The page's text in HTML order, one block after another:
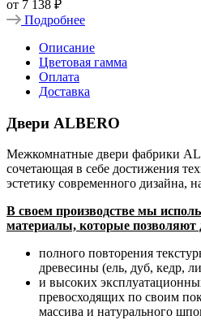
от 7 138 ₽
Подробнее
Описание
Цветовая гамма
Оплата
Доставка
Двери ALBERO
Межкомнатные двери фабрики
сочетающая в себе достижения
эстетику современного дизайна,
В своем производстве мы
материалы, которые позволяют
полного повторения
древесины (ель, дуб, кедр,
и высоких
превосходящих по своим
массива и натурального